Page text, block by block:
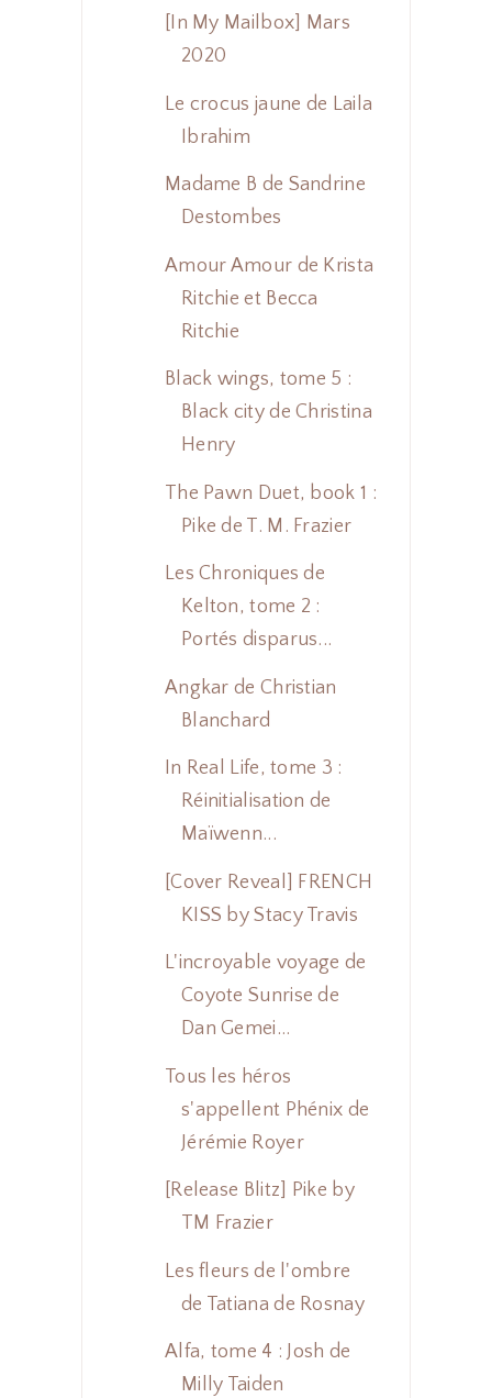
[In My Mailbox] Mars
2020
Le crocus jaune de Laila
Ibrahim
Madame B de Sandrine
Destombes
Amour Amour de Krista
Ritchie et Becca
Ritchie
Black wings, tome 5 :
Black city de Christina
Henry
The Pawn Duet, book 1 :
Pike de T. M. Frazier
Les Chroniques de
Kelton, tome 2 :
Portés disparus...
Angkar de Christian
Blanchard
In Real Life, tome 3 :
Réinitialisation de
Maïwenn...
[Cover Reveal] FRENCH
KISS by Stacy Travis
L'incroyable voyage de
Coyote Sunrise de
Dan Gemei...
Tous les héros
s'appellent Phénix de
Jérémie Royer
[Release Blitz] Pike by
TM Frazier
Les fleurs de l'ombre
de Tatiana de Rosnay
Alfa, tome 4 : Josh de
Milly Taiden